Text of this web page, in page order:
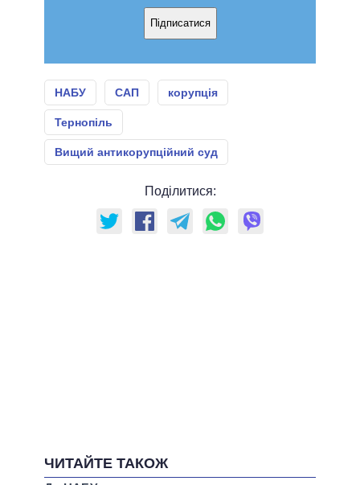
Підписатися
НАБУ САП корупція
Тернопіль
Вищий антикорупційний суд
Поділитися:
ЧИТАЙТЕ ТАКОЖ